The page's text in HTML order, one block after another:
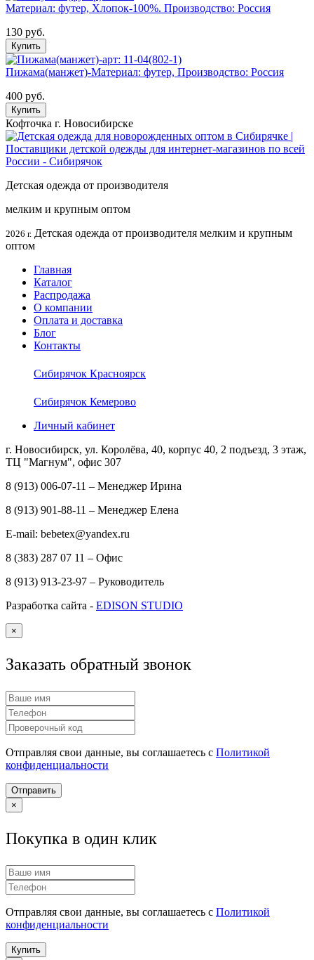
Материал: футер, Хлопок-100%. Производство: Россия
130 руб.
Купить
Пижама(манжет)-Материал: футер, Производство: Россия
400 руб.
Купить
Кофточка г. Новосибирске
Детская одежда от производителя
мелким и крупным оптом
2026 г. Детская одежда от производителя мелким и крупным
оптом
Главная
Каталог
Распродажа
О компании
Оплата и доставка
Блог
Контакты
Сибирячок Красноярск
Сибирячок Кемерово
Личный кабинет
г. Новосибирск, ул. Королёва, 40, корпус 40, 2 подъезд, 3 этаж,
ТЦ "Магнум", офис 307
8 (913) 006-07-11 – Менеджер Ирина
8 (913) 901-88-11 – Менеджер Елена
E-mail: bebetex@yandex.ru
8 (383) 287 07 11 – Офис
8 (913) 913-23-97 – Руководитель
Разработка сайта - EDISON STUDIO
×
Заказать обратный звонок
Отправляя свои данные, вы соглашаетесь с Политикой
конфиденциальности
Отправить
×
Покупка в один клик
Отправляя свои данные, вы соглашаетесь с Политикой
конфиденциальности
Купить